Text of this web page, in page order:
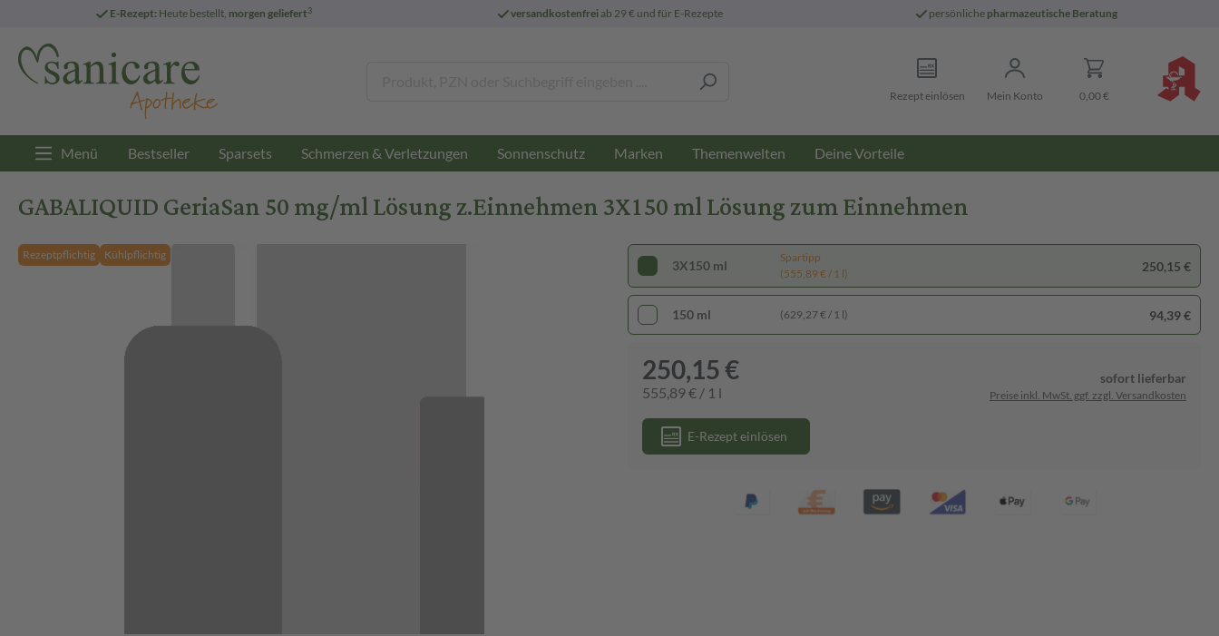
E-Rezept: Heute bestellt, morgen geliefert3 versandkostenfreiab 29 € und für E-Rezepte persönliche pharmazeutische Beratung
Rezept einlösen Mein Konto 0,00 €
Menü Bestseller Sparsets Schmerzen & Verletzungen Sonnenschutz Marken Themenwelten Deine Vorteile
GABALIQUID GeriaSan 50 mg/ml Lösung z.Einnehmen 3X150 ml Lösung zum Einnehmen
Rezeptpflichtig Kühlpflichtig
3X150 ml
Spartipp
(555,89 € / 1 l)
250,15 €
150 ml (629,27 € / 1 l) 94,39 €
250,15 €
555,89 € / 1 l
sofort lieferbar
Preise inkl. MwSt. ggf. zzgl. Versandkosten
E-Rezept einlösen